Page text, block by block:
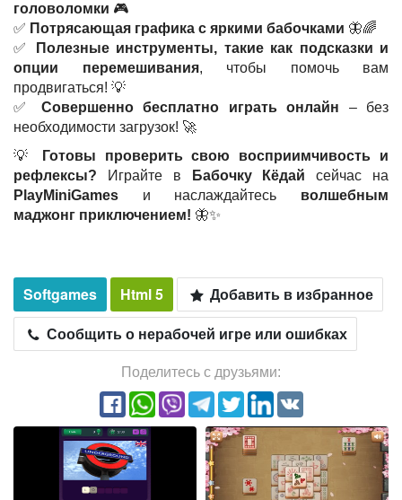
головоломки 🎮
✅ Потрясающая графика с яркими бабочками 🦋🌈
✅
Полезные инструменты, такие как подсказки и
опции перемешивания, чтобы помочь вам
продвигаться! 💡
✅ Совершенно бесплатно играть онлайн – без
необходимости загрузок! 🚀
💡
Готовы проверить свою восприимчивость и
рефлексы? Играйте в Бабочку Кёдай сейчас на
PlayMiniGames и наслаждайтесь волшебным
маджонг приключением! 🦋✨
Softgames Html 5
Добавить в избранное
Сообщить о нерабочей игре или ошибках
Поделитесь с друзьями: